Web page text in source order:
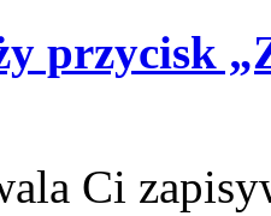
przycisk
Ci